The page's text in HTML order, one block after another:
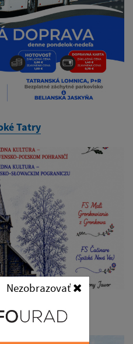
Tatry
Nezobrazovať